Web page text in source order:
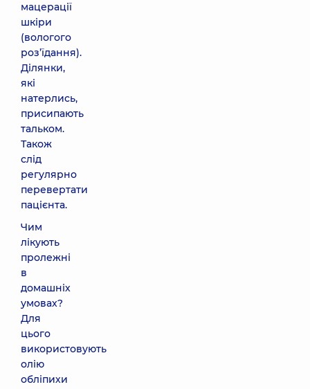
мацерації
шкіри
(вологого
роз’їдання).
Ділянки,
які
натерлись,
присипають
тальком.
Також
слід
регулярно
перевертати
пацієнта.
Чим
лікують
пролежні
в
домашніх
умовах?
Для
цього
використовують
олію
обліпихи